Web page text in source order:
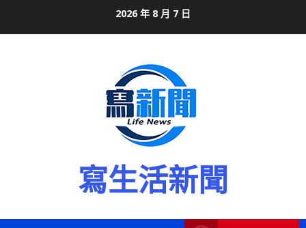
2026 年 8 月 7 日
寫生活新聞